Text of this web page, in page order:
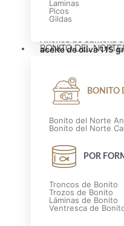
Laminas
Picos
Gildas
BONITO DEL NORTE
BONITO
Bonito del Norte
Bonito del Norte
POR
Troncos de Bonito
Trozos de Bonito
Láminas de Bonito
Ventresca de
Anchoas de Santoña
aceite de oliva 115
160,00€
160,00€.
158,00€ IVA
Añadir
¡Oferta!
Anchoas Catalina
Oferta¡¡¡ Anchoa de
El
original
era:
80,25€.
El
actual
es: